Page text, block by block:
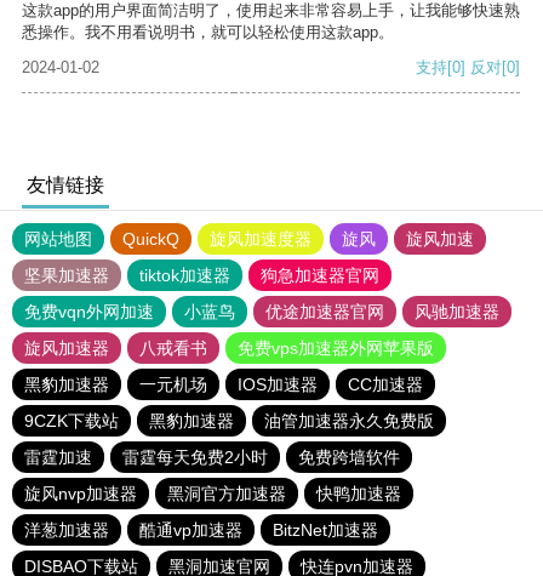
这款app的用户界面简洁明了，使用起来非常容易上手，让我能够快速熟
悉操作。我不用看说明书，就可以轻松使用这款app。
2024-01-02
支持[0] 反对[0]
友情链接
网站地图 QuickQ 旋风加速度器 旋风
旋风加速
坚果加速器
tiktok加速器
狗急加速器官网
免费vqn外网加速
小蓝鸟 优途加速器官网
风驰加速器
旋风加速器
八戒看书
免费vps加速器外网苹果版
黑豹加速器
一元机场 IOS加速器
CC加速器
9CZK下载站
黑豹加速器
油管加速器永久免费版
雷霆加速
雷霆每天免费2小时
免费跨墙软件
旋风nvp加速器
黑洞官方加速器
快鸭加速器
洋葱加速器
酷通vp加速器
BitzNet加速器
DISBAO下载站
黑洞加速官网 快连pvn加速器